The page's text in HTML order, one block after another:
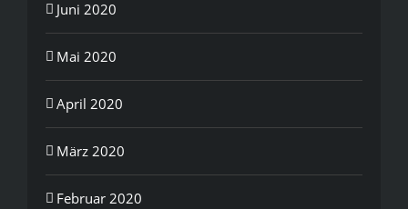
Juni 2020
Mai 2020
April 2020
März 2020
Februar 2020